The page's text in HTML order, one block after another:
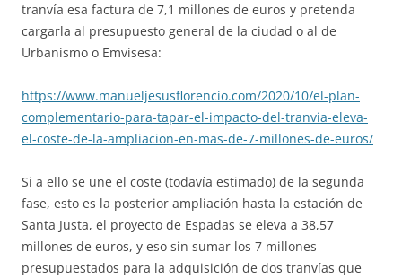
tranvía esa factura de 7,1 millones de euros y pretenda
cargarla al presupuesto general de la ciudad o al de
Urbanismo o Emvisesa:
https://www.manueljesusflorencio.com/2020/10/el-plan-
complementario-para-tapar-el-impacto-del-tranvia-eleva-
el-coste-de-la-ampliacion-en-mas-de-7-millones-de-euros/
Si a ello se une el coste (todavía estimado) de la segunda
fase, esto es la posterior ampliación hasta la estación de
Santa Justa, el proyecto de Espadas se eleva a 38,57
millones de euros, y eso sin sumar los 7 millones
presupuestados para la adquisición de dos tranvías que